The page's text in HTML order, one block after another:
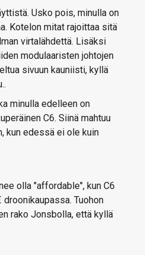
Usko pois, minulla on
Kotelon mitat rajoittaa sitä
virtalähdettä. Lisäksi
modulaaristen johtojen
sivuun kauniisti, kyllä
minulla edelleen on
C6. Siinä mahtuu
kun edessä ei ole kuin
olla "affordable", kun C6
Tuohon
rako Jonsbolla, että kyllä